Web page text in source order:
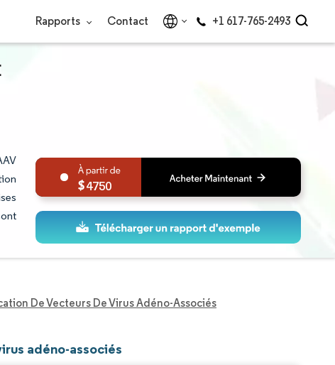
Rapports Contact +1 617-765-2493
4750
De Vecteurs De Virus Adéno-Associés
adéno-associés